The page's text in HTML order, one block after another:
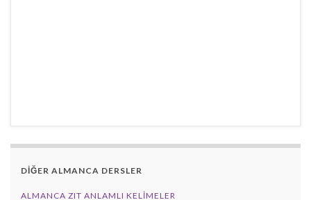
DİĞER ALMANCA DERSLER
ALMANCA ZIT ANLAMLI KELIMELER